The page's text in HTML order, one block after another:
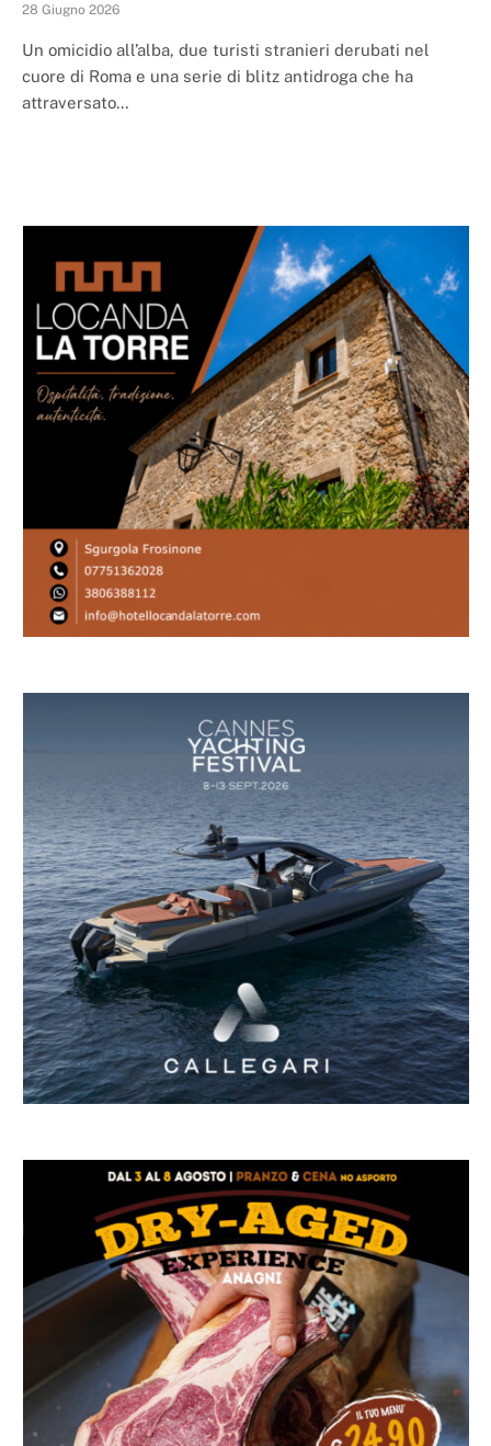
28 Giugno 2026
Un omicidio all’alba, due turisti stranieri derubati nel
cuore di Roma e una serie di blitz antidroga che ha
attraversato…